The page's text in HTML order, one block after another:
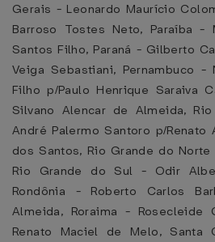
Gerais - Leonardo Maurício
Barroso Tostes Neto, Paraíba -
Santos Filho, Paraná - Gilberto
Veiga Sebastiani, Pernambuco
Filho p/Paulo Henrique Saraiva
Silvano Alencar de Almeida,
André Palermo Santoro p/
dos Santos, Rio Grande do
Rio Grande do Sul - Odir
Rondônia - Roberto Carlos
Almeida, Roraima - Rosecleide
Renato Maciel de Melo, Santa